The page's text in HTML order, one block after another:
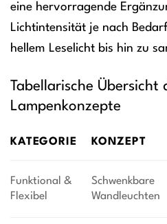
eine hervorragende
Lichtintensität je nach
hellem Leselicht bis hin zu
Tabellarische Übersicht
Lampenkonzepte
KATEGORIE KONZEPT
Funktional &
Flexibel
Schwenkbare
Wandleuchten